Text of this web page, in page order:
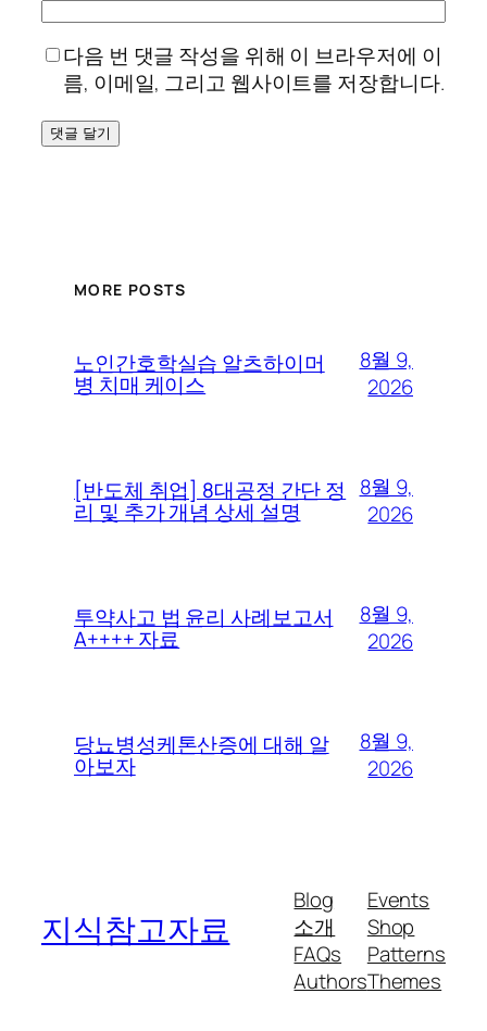
다음 번 댓글 작성을 위해 이 브라우저에 이
름, 이메일, 그리고 웹사이트를 저장합니다.
MORE POSTS
노인간호학실습 알츠하이머
병 치매 케이스
8월 9,
2026
[반도체 취업] 8대공정 간단 정
리 및 추가 개념 상세 설명
8월 9,
2026
투약사고 법 윤리 사례보고서
A++++ 자료
8월 9,
2026
당뇨병성케톤산증에 대해 알
아보자
8월 9,
2026
지식참고자료
Blog
소개
FAQs
Authors
Events
Shop
Patterns
Themes